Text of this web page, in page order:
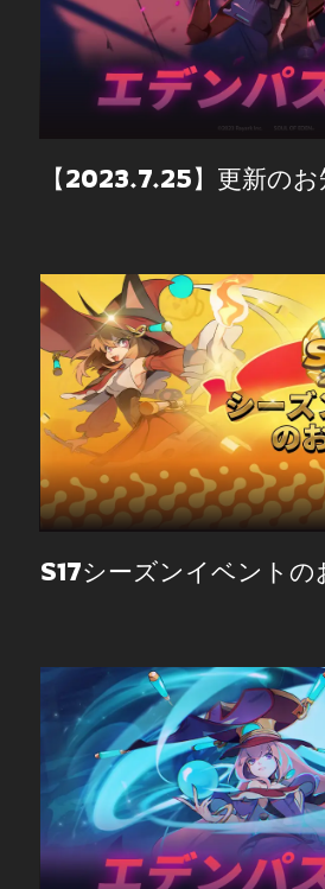
【2023.7.25】更新の
S17シーズンイベントの